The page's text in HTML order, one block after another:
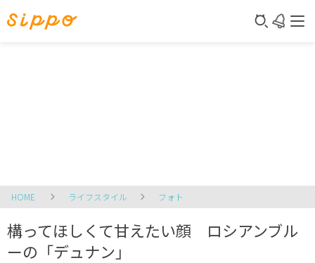
HOME ライフスタイル フォト
構ってほしくて甘えたい顔 ロシアンブル
ーの「デュナン」